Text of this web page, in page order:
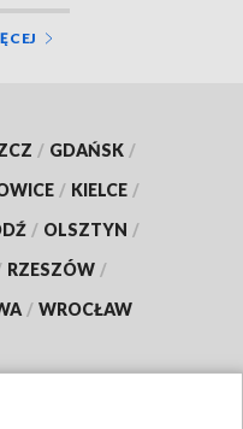
/ GDAŃSK /
/ KIELCE /
/ OLSZTYN /
RZESZÓW /
/ WROCŁAW